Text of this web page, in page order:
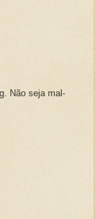
Não seja mal-